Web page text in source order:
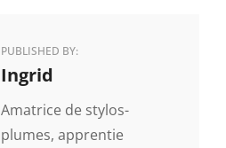
PUBLISHED BY:
Author:
Ingrid
Amatrice de stylos-
plumes, apprentie